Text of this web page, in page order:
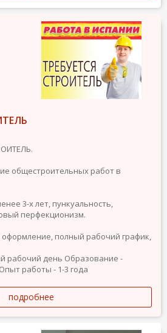
общестроительных работ в
3-х лет, пункуальность,
перфекционизм.
полный рабочий график,
рабочий день Образование -
Опыт работы - 1-3 года
подробнее